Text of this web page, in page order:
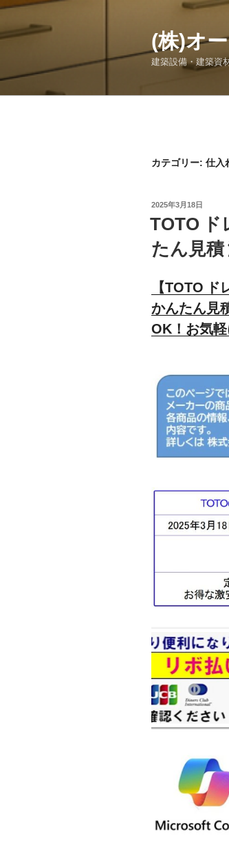
コ
テ
(株)オ
建築設備・建築資
カテゴリー: 仕入
投
2025年3月18日
TOTO ド
たん見積
【TOTO
かんたん見
OK！お気